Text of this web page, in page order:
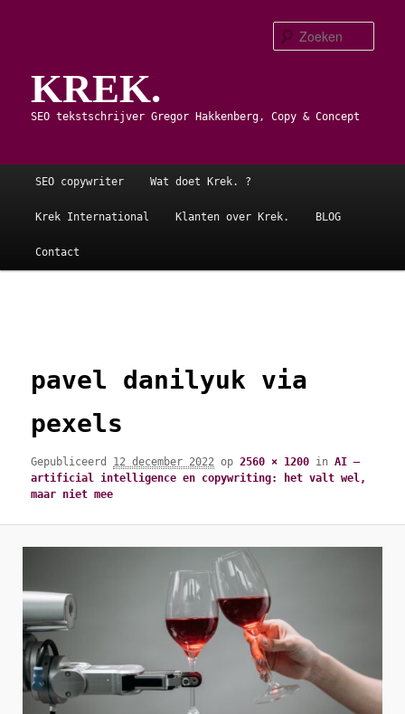
primaire
inhoudKREK.
SEO tekstschrijver Gregor Hakkenberg, Copy & Concept
Hoofdmenu
SEO copywriter Wat doet Krek. ?
Krek International Klanten over Krek. BLOG
Contact
pavel danilyuk via
pexels
Gepubliceerd 12 december 2022 op2560 × 1200 inAI –
artificial intelligence en copywriting: het valt wel,
maar niet mee